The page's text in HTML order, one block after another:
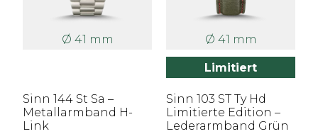
Ø 41 mm
Sinn 144 St Sa –
Metallarmband H-
Link
Ø 41 mm
Limitiert
Sinn 103 ST Ty Hd
Limitierte Edition –
Lederarmband Grün